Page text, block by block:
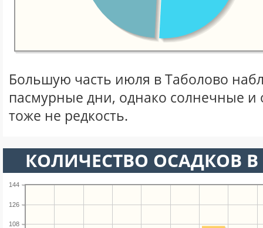
Большую часть июля в Таболово
пасмурные дни, однако солнечные
тоже не редкость.
КОЛИЧЕСТВО ОСАДКОВ
108
126
144